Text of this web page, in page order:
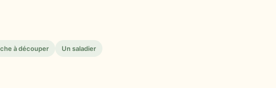
à découper Un saladier